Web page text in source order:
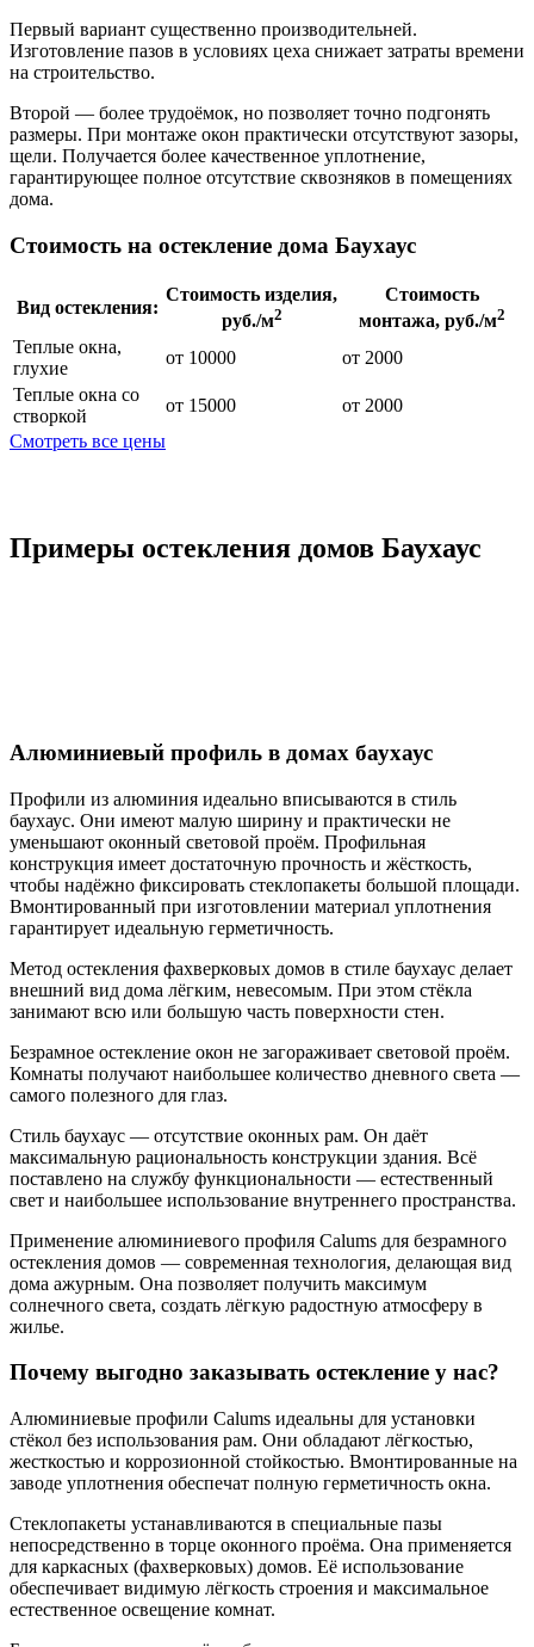
Первый вариант существенно производительней.
Изготовление пазов в условиях цеха снижает затраты времени
на строительство.
Второй — более трудоёмок, но позволяет точно подгонять
размеры. При монтаже окон практически отсутствуют зазоры,
щели. Получается более качественное уплотнение,
гарантирующее полное отсутствие сквозняков в помещениях
дома.
Стоимость на остекление дома Баухаус
Вид остекления:
Стоимость изделия,
руб./м2
Стоимость
монтажа, руб./м2
Теплые окна,
глухие
от 10000
от 2000
Теплые окна со
створкой
от 15000
от 2000
Смотреть все цены
Примеры остекления домов Баухаус
Алюминиевый профиль в домах баухаус
Профили из алюминия идеально вписываются в стиль
баухаус. Они имеют малую ширину и практически не
уменьшают оконный световой проём. Профильная
конструкция имеет достаточную прочность и жёсткость,
чтобы надёжно фиксировать стеклопакеты большой площади.
Вмонтированный при изготовлении материал уплотнения
гарантирует идеальную герметичность.
Метод остекления фахверковых домов в стиле баухаус делает
внешний вид дома лёгким, невесомым. При этом стёкла
занимают всю или большую часть поверхности стен.
Безрамное остекление окон не загораживает световой проём.
Комнаты получают наибольшее количество дневного света —
самого полезного для глаз.
Стиль баухаус — отсутствие оконных рам. Он даёт
максимальную рациональность конструкции здания. Всё
поставлено на службу функциональности — естественный
свет и наибольшее использование внутреннего пространства.
Применение алюминиевого профиля Calums для безрамного
остекления домов — современная технология, делающая вид
дома ажурным. Она позволяет получить максимум
солнечного света, создать лёгкую радостную атмосферу в
жилье.
Почему выгодно заказывать остекление у нас?
Алюминиевые профили Calums идеальны для установки
стёкол без использования рам. Они обладают лёгкостью,
жесткостью и коррозионной стойкостью. Вмонтированные на
заводе уплотнения обеспечат полную герметичность окна.
Стеклопакеты устанавливаются в специальные пазы
непосредственно в торце оконного проёма. Она применяется
для каркасных (фахверковых) домов. Её использование
обеспечивает видимую лёгкость строения и максимальное
естественное освещение комнат.